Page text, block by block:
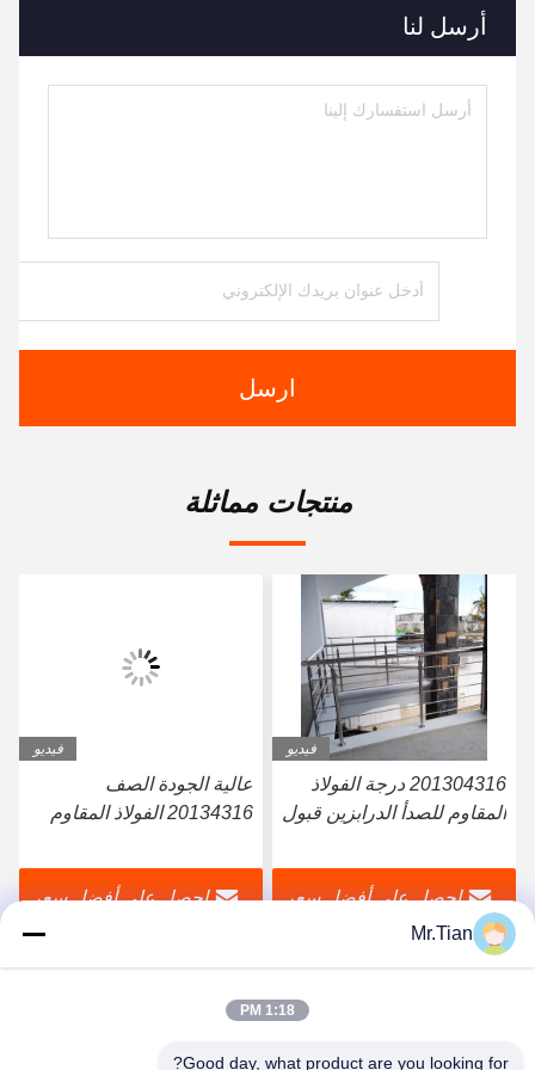
أرسل لنا
ارسل
منتجات مماثلة
فيديو
201304316 درجة الفولاذ
المقاوم للصدأ الدرابزين قبول
احصل على أفضل سعر
فيديو
عالية الجودة الصف
20134316 الفولاذ المقاوم
حديدي
احصل على أفضل سعر
Mr.Tian
1:18 PM
Good day, what product are you looking for?